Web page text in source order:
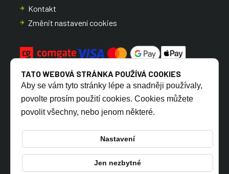
Kontakt
Změnit nastavení cookies
CZ SK
TATO WEBOVÁ STRÁNKA POUŽÍVÁ COOKIES
Aby se vám tyto stránky lépe a snadněji používaly,
povolte prosím použití cookies. Cookies můžete
povolit všechny, nebo jenom některé.
Nastavení
Jen nezbytné